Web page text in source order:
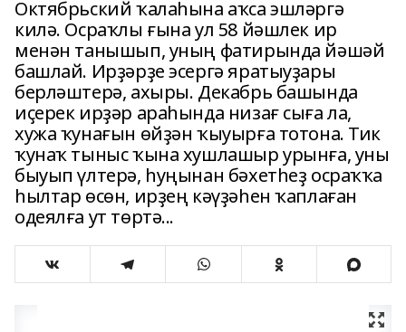
Октябрьский ҡалаһына аҡса эшләргә
килә. Осраҡлы ғына ул 58 йәшлек ир
менән танышып, уның фатирында йәшәй
башлай. Ирҙәрҙе эсергә яратыуҙары
берләштерә, ахыры. Декабрь башында
иҫерек ирҙәр араһында низағ сыға ла,
хужа ҡунағын өйҙән ҡыуырға тотона. Тик
ҡунаҡ тыныс ҡына хушлашыр урынға, уны
быуып үлтерә, һуңынан бәхетһеҙ осраҡҡа
һылтар өсөн, ирҙең кәүҙәһен ҡаплаған
одеялға ут төртә...